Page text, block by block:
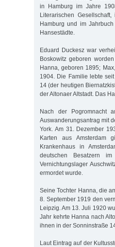
in Hamburg im Jahre
Literarischen
Hamburg und im
Hansestädte.
Eduard Duckesz war
Boskowitz geboren
Hanna, geboren 1895;
1904. Die Familie lebte
14 (der heutigen
der Altonaer Altstadt. Das
Nach der Pogromnacht
Auswanderungsantrag mit
York. Am 31. Dezember
Karten aus Amsterdam
Krankenhaus in
deutschen Besatzern
Vernichtungslager
ermordet wurde.
Seine Tochter Hanna, die
8. September 1919 den
Leipzig. Am 13. Juli 1920
Jahr kehrte Hanna nach
ihnen in der Sonninstraße
Laut Eintrag auf der